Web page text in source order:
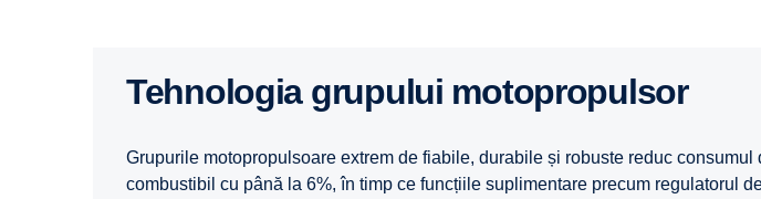
Tehnologia grupului motopropulsor
Grupurile motopropulsoare extrem de fiabile, durabile și robuste reduc consumul
combustibil cu până la 6%, în timp ce funcțiile suplimentare precum regulatorul